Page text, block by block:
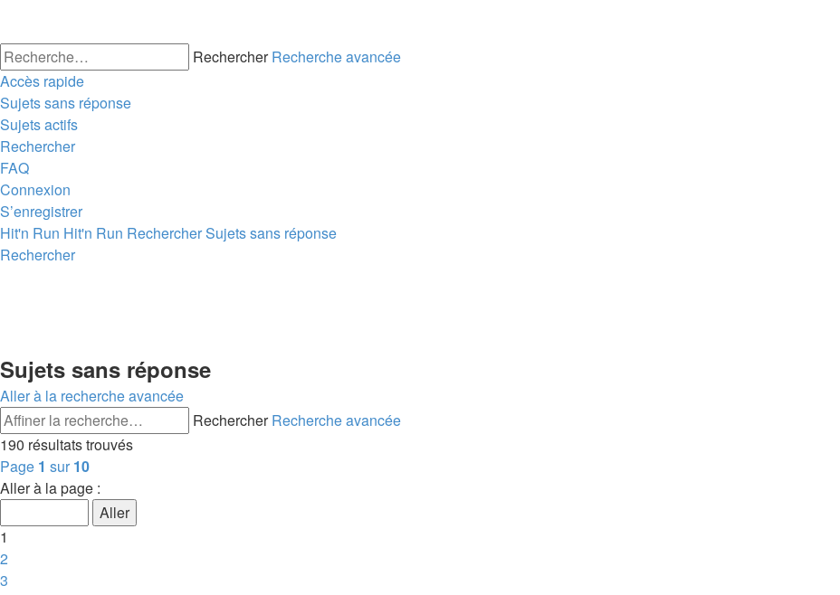
Rechercher Recherche avancée
Accès rapide
Sujets sans réponse
Sujets actifs
Rechercher
FAQ
Connexion
S’enregistrer
Hit'n Run Hit'n Run RechercherSujets sans réponse
Rechercher
Sujets sans réponse
Aller à la recherche avancée
Rechercher Recherche avancée
190 résultats trouvés
Page 1 sur 10
Aller à la page :
1
2
3